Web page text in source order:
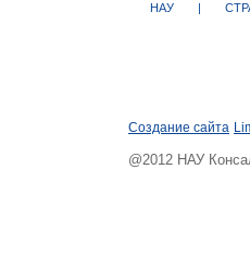
НАУ |
Создание сайта
@2012 НАУ